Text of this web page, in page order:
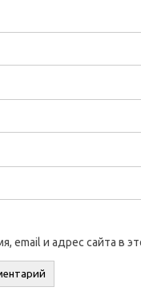
email и адрес сайта в